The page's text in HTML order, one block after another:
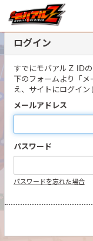
ログイン
すでにモバアルＺ ID
下のフォームより「
え、サイトにログイン
メールアドレス
パスワード
パスワードを忘れた場合